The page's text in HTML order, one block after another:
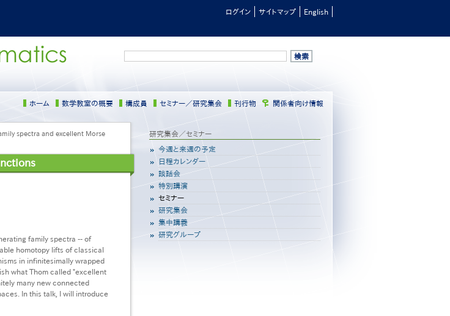
ログイン サイトマップ English
ホーム 数学教室の概要 構成員 セミナー／研究集会 刊行物 関係者向け情報
spectra and excellent Morse
family spectra -- of
homotopy lifts of classical
in infinitesimally wrapped
what Thom called "excellent
many new connected
In this talk, I will introduce
サ
メ
ニ
ュ
ー
［日
本
語］
研究集会／セミナー
今週と来週の予定
日程カレンダー
談話会
特別講演
セミナー
研究集会
集中講義
研究グループ